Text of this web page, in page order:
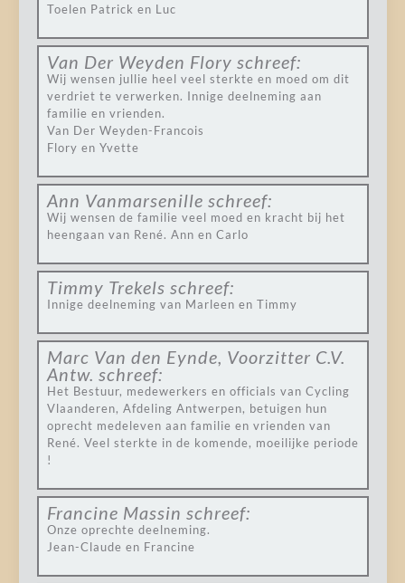
Toelen Patrick en Luc
Van Der Weyden Flory schreef:
Wij wensen jullie heel veel sterkte en moed om dit
verdriet te verwerken. Innige deelneming aan
familie en vrienden.
Van Der Weyden-Francois
Flory en Yvette
Ann Vanmarsenille schreef:
Wij wensen de familie veel moed en kracht bij het
heengaan van René. Ann en Carlo
Timmy Trekels schreef:
Innige deelneming van Marleen en Timmy
Marc Van den Eynde, Voorzitter C.V.
Antw. schreef:
Het Bestuur, medewerkers en officials van Cycling
Vlaanderen, Afdeling Antwerpen, betuigen hun
oprecht medeleven aan familie en vrienden van
René. Veel sterkte in de komende, moeilijke periode
!
Francine Massin schreef:
Onze oprechte deelneming.
Jean-Claude en Francine